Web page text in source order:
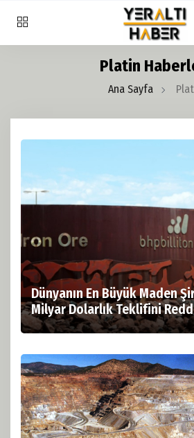
Platin
Ana Sayfa
Dünyanın En Büyük Maden
Milyar Dolarlık Teklifini